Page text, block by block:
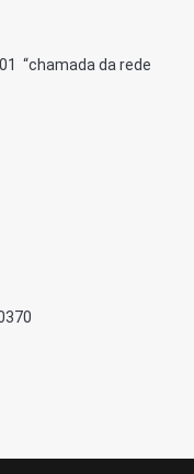
“chamada da rede